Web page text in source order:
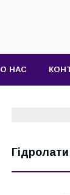
О НАС
Гідролати